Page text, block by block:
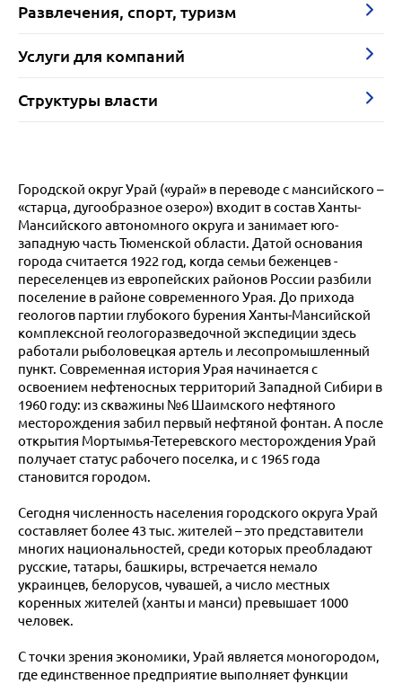
Развлечения, спорт, туризм
Услуги для компаний
Структуры власти
Городской округ Урай («урай» в переводе с мансийского –
«старца, дугообразное озеро») входит в состав Ханты-
Мансийского автономного округа и занимает юго-
западную часть Тюменской области. Датой основания
города считается 1922 год, когда семьи беженцев -
переселенцев из европейских районов России разбили
поселение в районе современного Урая. До прихода
геологов партии глубокого бурения Ханты-Мансийской
комплексной геологоразведочной экспедиции здесь
работали рыболовецкая артель и лесопромышленный
пункт. Современная история Урая начинается с
освоением нефтеносных территорий Западной Сибири в
1960 году: из скважины №6 Шаимского нефтяного
месторождения забил первый нефтяной фонтан. А после
открытия Мортымья-Тетеревского месторождения Урай
получает статус рабочего поселка, и с 1965 года
становится городом.
Сегодня численность населения городского округа Урай
составляет более 43 тыс. жителей – это представители
многих национальностей, среди которых преобладают
русские, татары, башкиры, встречается немало
украинцев, белорусов, чувашей, а число местных
коренных жителей (ханты и манси) превышает 1000
человек.
С точки зрения экономики, Урай является моногородом,
где единственное предприятие выполняет функции